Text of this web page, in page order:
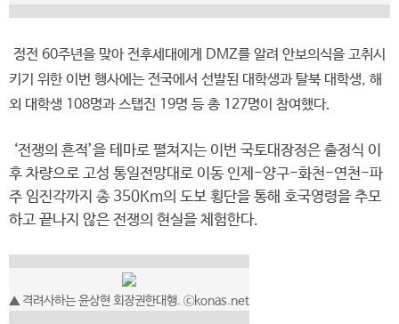
정전 60주년을 맞아 전후세대에게 DMZ를 알려 안보의식을 고취시
키기 위한 이번 행사에는 전국에서 선발된 대학생과 탈북 대학생, 해
외 대학생 108명과 스탭진 19명 등 총 127명이 참여했다.
‘전쟁의 흔적’을 테마로 펼쳐지는 이번 국토대장정은 출정식 이
후 차량으로 고성 통일전망대로 이동 인제-양구-화천-연천-파
주 임진각까지 총 350Km의 도보 횡단을 통해 호국영령을 추모
하고 끝나지 않은 전쟁의 현실을 체험한다.
▲ 격려사하는 윤상현 회장권한대행. ⓒkonas.net